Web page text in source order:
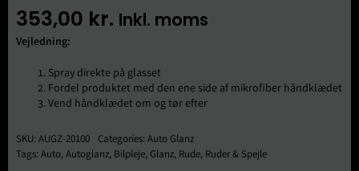
353,00 kr. Inkl. moms
Vejledning:
Spray direkte på glasset
Fordel produktet med den ene side af mikrofiber håndklædet
Vend håndklædet om og tør efter
SKU: AUGZ-20100 Categories: Auto Glanz
Tags: Auto,Autoglanz, Bilpleje,Glanz, Rude, Ruder & Spejle